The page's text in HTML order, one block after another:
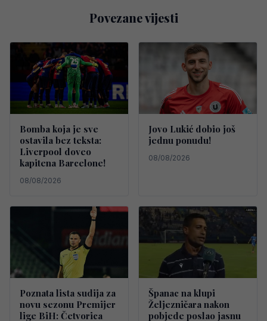
Povezane vijesti
Bomba koja je sve
ostavila bez teksta:
Liverpool doveo
kapitena Barcelone!
08/08/2026
Jovo Lukić dobio još
jednu ponudu!
08/08/2026
Poznata lista sudija za
novu sezonu Premijer
lige BiH: Četvorica
Španac na klupi
Željezničara nakon
pobjede poslao jasnu